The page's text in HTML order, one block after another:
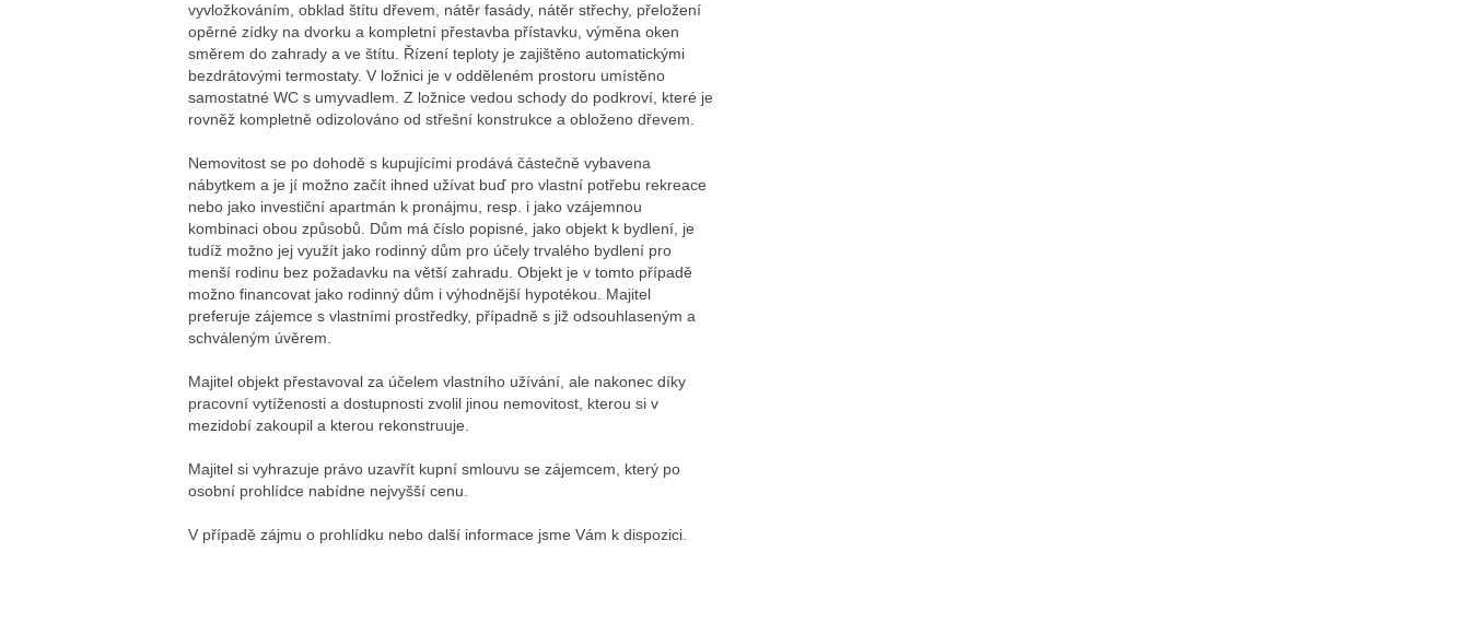
vyvložkováním, obklad štítu dřevem, nátěr fasády, nátěr střechy, přeložení
opěrné zídky na dvorku a kompletní přestavba přístavku, výměna oken
směrem do zahrady a ve štítu. Řízení teploty je zajištěno automatickými
bezdrátovými termostaty. V ložnici je v odděleném prostoru umístěno
samostatné WC s umyvadlem. Z ložnice vedou schody do podkroví, které je
rovněž kompletně odizolováno od střešní konstrukce a obloženo dřevem.
Nemovitost se po dohodě s kupujícími prodává částečně vybavena
nábytkem a je jí možno začít ihned užívat buď pro vlastní potřebu rekreace
nebo jako investiční apartmán k pronájmu, resp. i jako vzájemnou
kombinaci obou způsobů. Dům má číslo popisné, jako objekt k bydlení, je
tudíž možno jej využít jako rodinný dům pro účely trvalého bydlení pro
menší rodinu bez požadavku na větší zahradu. Objekt je v tomto případě
možno financovat jako rodinný dům i výhodnější hypotékou. Majitel
preferuje zájemce s vlastními prostředky, případně s již odsouhlaseným a
schváleným úvěrem.
Majitel objekt přestavoval za účelem vlastního užívání, ale nakonec díky
pracovní vytíženosti a dostupnosti zvolil jinou nemovitost, kterou si v
mezidobí zakoupil a kterou rekonstruuje.
Majitel si vyhrazuje právo uzavřít kupní smlouvu se zájemcem, který po
osobní prohlídce nabídne nejvyšší cenu.
V případě zájmu o prohlídku nebo další informace jsme Vám k dispozici.